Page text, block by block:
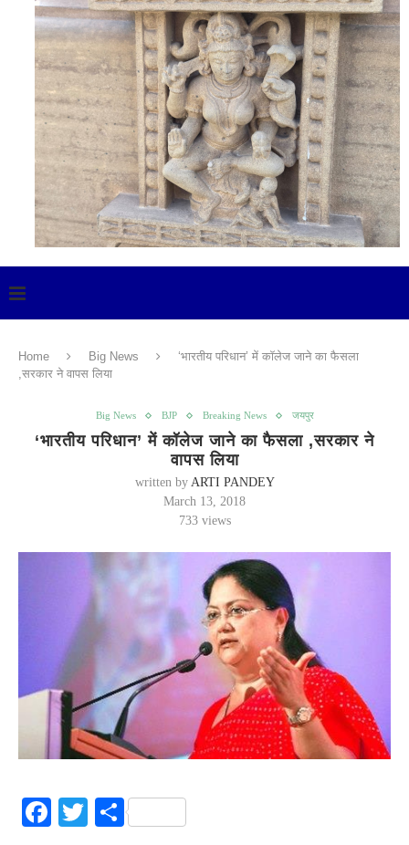
Home Big News
‘भारतीय परिधान’ में कॉलेज जाने का फैसला
,सरकार ने वापस लिया
Big News BJP Breaking News जयपुर
‘भारतीय परिधान’ में कॉलेज जाने का फैसला ,सरकार ने
वापस लिया
written by ARTI PANDEY
March 13, 2018
733views
Facebook
Twitter
Share